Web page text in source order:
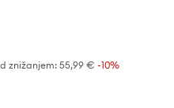
znižanjem: 55,99 € -10%